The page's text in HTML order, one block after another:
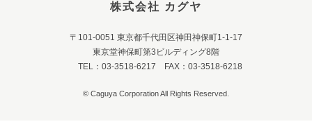
株式会社 カグヤ
〒101-0051 東京都千代田区神田神保町1-1-17
東京堂神保町第3ビルディング8階
TEL：03-3518-6217 FAX：03-3518-6218
© Caguya Corporation All Rights Reserved.